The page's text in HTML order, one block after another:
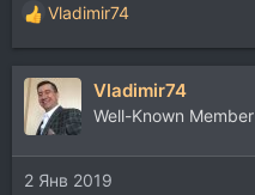
Р
е
а
к
ц
и
и
:
Vladimir74
Vladimir74
Well-Known Member
2 Янв 2019